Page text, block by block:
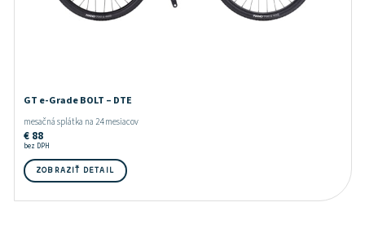
GT e-Grade BOLT – DTE
mesačná splátka na 24 mesiacov
€88
bez DPH
ZOBRAZIŤ DETAIL